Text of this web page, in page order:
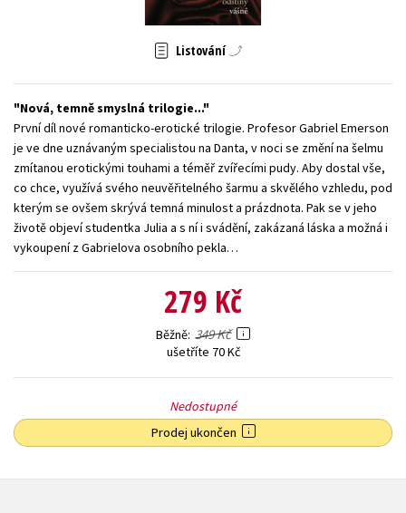
Zahraniční literatura
Listování
Nová, temně smyslná trilogie...
První díl nové romanticko-erotické trilogie. Profesor Gabriel Emerson
je ve dne uznávaným specialistou na Danta, v noci se změní na šelmu
zmítanou erotickými touhami a téměř zvířecími pudy. Aby dostal vše,
co chce, využívá svého neuvěřitelného šarmu a skvělého vzhledu, pod
kterým se ovšem skrývá temná minulost a prázdnota. Pak se v jeho
životě objeví studentka Julia a s ní i svádění, zakázaná láska a možná i
vykoupení z Gabrielova osobního pekla…
279 Kč
Běžně 349 Kč
ušetříte 70 Kč
Nedostupné
Prodej ukončen